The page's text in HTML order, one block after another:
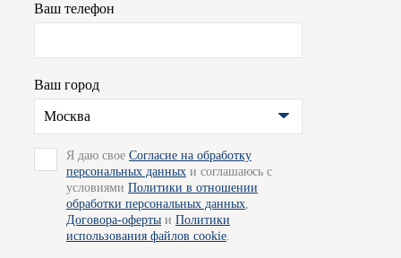
Ваш телефон
Ваш город
Москва
Я даю свое Согласие на обработку
персональных данных и соглашаюсь с
условиями Политики в отношении
обработки персональных данных,
Договора-оферты и Политики
использования файлов cookie.